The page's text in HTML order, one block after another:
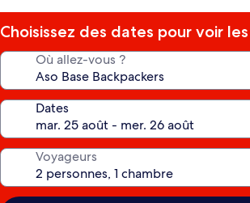
Choisissez des dates pour voir
Où allez-vous ?
Dates
Voyageurs